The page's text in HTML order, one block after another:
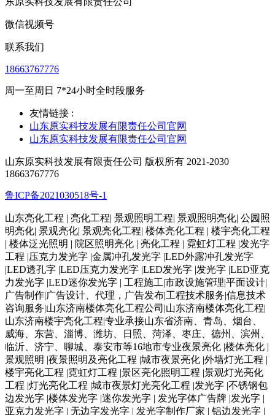
微信视频号
联系我们
18663767776
周一至周日 7*24小时全时段服务
友情链接 :
山东原实科技发展有限责任公司官网
山东原实科技发展有限责任公司官网
山东原实科技发展有限责任公司 版权所有 2021-2030
18663767776
鲁ICP备2021030518号-1
山东亮化工程 | 亮化工程| 景观照明工程| 景观照明亮化| 公园照
明亮化| 景观亮化| 景观亮化工程| 楼体亮化工程 | 楼宇亮化工程
| 楼体泛光照明 | 院区照明亮化 | 亮化工程 | 霓虹灯工程 |发光字
工程 |压克力发光字 |金属冲孔发光字 |LED外露冲孔发光字
|LED透孔字 |LED压克力发光字 |LED发光字 |发光字 |LED亚克
力发光字 |LED迷你发光字 | 工程施工|市政设施管理|平面设计|
广告制作|广告设计、代理，广告发布|工程技术服务|信息技术
咨询服务|山东济南楼体亮化工程公司|山东济南楼体亮化工程|
山东济南楼宇亮化工程|专业承接山东省济南、青岛、烟台、
威海、东营、淄博、潍坊、日照、菏泽、枣庄、德州、滨州、
临沂、济宁、聊城、泰安市等16地市专业夜景亮化 |楼体亮化 |
景观照明 |夜景照明及亮化工程 |城市夜景亮化 |外墙灯光工程 |
楼宇亮化工程 |霓虹灯工程 |景区亮化照明工程 |景观灯光亮化
工程 |灯光亮化工程 |城市夜景灯光亮化工程 |发光字 |不锈钢包
边发光字 |楼体发光字 |迷你发光字 | 发光字体广告牌 |发光字 |
亚克力发光字 | 无边字发光字 | 发光字制作厂家 | 铝边发光字 |